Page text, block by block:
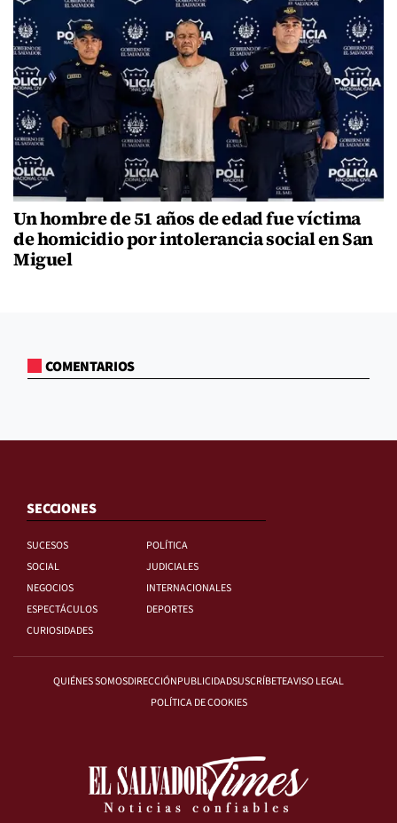
Un hombre de 51 años de edad fue víctima
de homicidio por intolerancia social en San
Miguel
COMENTARIOS
SECCIONES
SUCESOS
POLÍTICA
SOCIAL
JUDICIALES
NEGOCIOS
INTERNACIONALES
ESPECTÁCULOS
DEPORTES
CURIOSIDADES
QUIÉNES SOMOSDIRECCIÓNPUBLICIDADSUSCRÍBETEAVISO LEGAL
POLÍTICA DE COOKIES